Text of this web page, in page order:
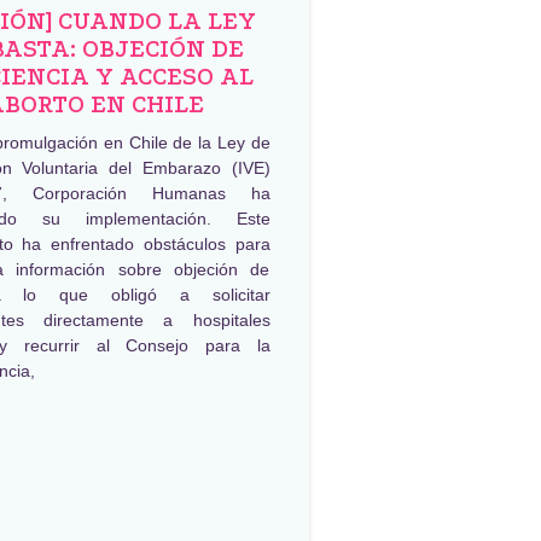
CUANDO LA LEY
OBJECIÓN DE
Y ACCESO AL
EN CHILE
en Chile de la Ley de
Voluntaria del Embarazo (IVE)
Corporación Humanas ha
su implementación. Este
ha enfrentado obstáculos para
información sobre objeción de
lo que obligó a solicitar
directamente a hospitales
recurrir al Consejo para la